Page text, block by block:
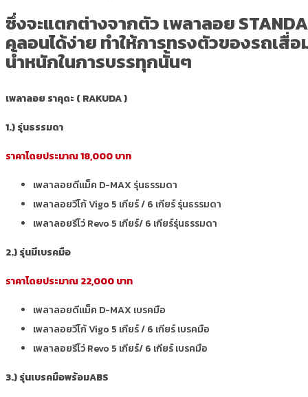
ซึ่งจะแตกต่างจากตัว เพลาลอย
คลอนได้ง่าย ทำให้การทรงตัวของรถเสื่
น้ำหนักในการบรรทุกนั้นๆ
เพลาลอย ราคุดะ ( RAKUDA )
1.) รุ่นธรรมดา
ราคาโดยประมาณ 18,000 บาท
เพลาลอยดีแม็ค D-MAX รุ่นธรรมดา
เพลาลอยวีโก้ Vigo 5 เกียร์ / 6 เกียร์ รุ่นธรรมดา
เพลาลอยรีโว่ Revo 5 เกียร์/ 6 เกียร์รุ่นธรรมดา
2.) รุ่นมีเบรคมือ
ราคาโดยประมาณ 22,000 บาท
เพลาลอยดีแม็ค D-MAX เบรคมือ
เพลาลอยวีโก้ Vigo 5 เกียร์ / 6 เกียร์ เบรคมือ
เพลาลอยรีโว่ Revo 5 เกียร์/ 6 เกียร์ เบรคมือ
3.) รุ่นเบรคมือพร้อมABS